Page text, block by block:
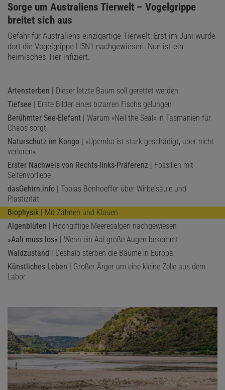
:
Sorge um Australiens Tierwelt – Vogelgrippe
breitet sich aus
Gefahr für Australiens einzigartige Tierwelt: Erst im Juni wurde
dort die Vogelgrippe H5N1 nachgewiesen. Nun ist ein
heimisches Tier infiziert.
Artensterben | Dieser letzte Baum soll gerettet werden
Tiefsee | Erste Bilder eines bizarren Fischs gelungen
Berühmter See-Elefant | Warum »Neil the Seal« in Tasmanien für
Chaos sorgt
Naturschutz im Kongo | »Upemba ist stark geschädigt, aber nicht
verloren«
Erster Nachweis von Rechts-links-Präferenz | Fossilien mit
Seitenvorliebe
dasGehirn.info | Tobias Bonhoeffer über Wirbelsäule und
Plastizität
Biophysik | Mit Zähnen und Klauen
Algenblüten | Hochgiftige Meeresalgen nachgewiesen
»Aali muss los« | Wenn ein Aal große Augen bekommt
Waldzustand | Deshalb sterben die Bäume in Europa
Künstliches Leben | Großer Ärger um eine kleine Zelle aus dem
Labor